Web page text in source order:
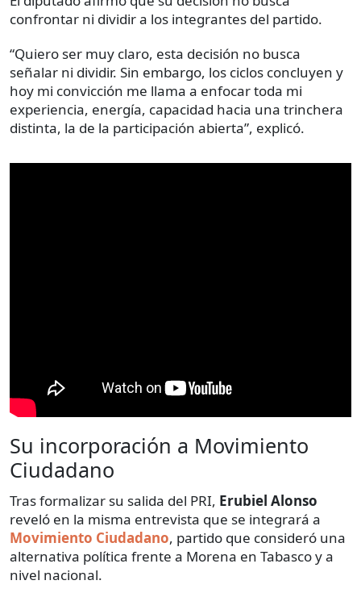
confrontar ni dividir a los integrantes del partido.
“Quiero ser muy claro, esta decisión no busca
señalar ni dividir. Sin embargo, los ciclos concluyen y
hoy mi convicción me llama a enfocar toda mi
experiencia, energía, capacidad hacia una trinchera
distinta, la de la participación abierta”, explicó.
Su incorporación a Movimiento
Ciudadano
Tras formalizar su salida del PRI, Erubiel Alonso
reveló en la misma entrevista que se integrará a
Movimiento Ciudadano, partido que consideró una
alternativa política frente a Morena en Tabasco y a
nivel nacional.